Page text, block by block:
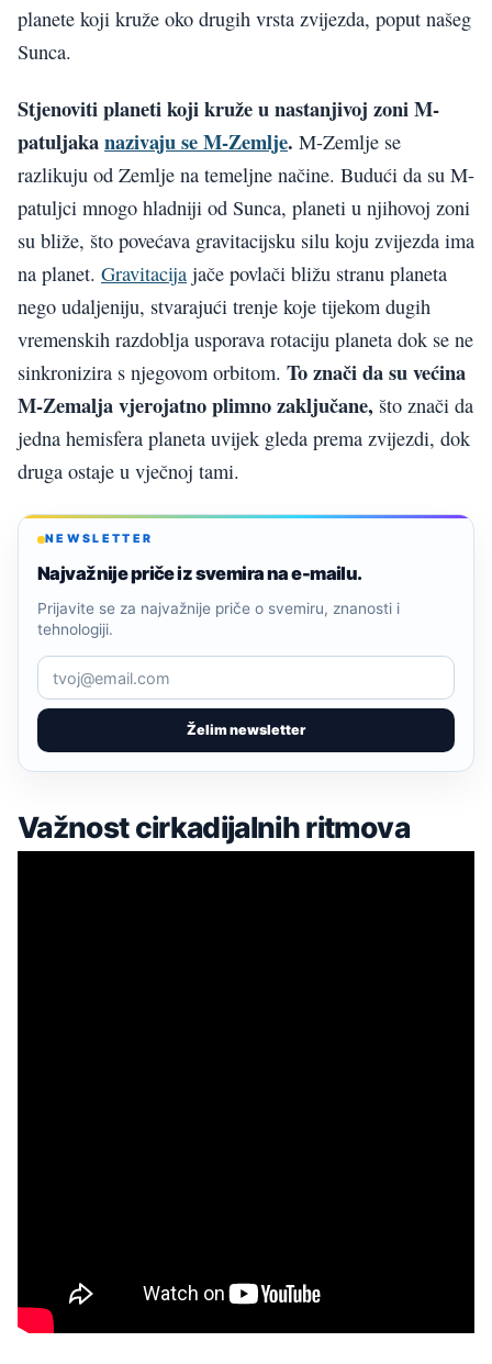
planete koji kruže oko drugih vrsta zvijezda, poput našeg
Sunca.
Stjenoviti planeti koji kruže u nastanjivoj zoni M-
patuljakanazivaju se M-Zemlje. M-Zemlje se
razlikuju od Zemlje na temeljne načine. Budući da su M-
patuljci mnogo hladniji od Sunca, planeti u njihovoj zoni
su bliže, što povećava gravitacijsku silu koju zvijezda ima
na planet. Gravitacija jače povlači bližu stranu planeta
nego udaljeniju, stvarajući trenje koje tijekom dugih
vremenskih razdoblja usporava rotaciju planeta dok se ne
sinkronizira s njegovom orbitom. To znači da su većina
M-Zemalja vjerojatno plimno zaključane, što znači da
jedna hemisfera planeta uvijek gleda prema zvijezdi, dok
druga ostaje u vječnoj tami.
NEWSLETTER
Najvažnije priče iz svemira na e-mailu.
Želim newsletter
Prijavite se za najvažnije priče o svemiru, znanosti i
tehnologiji.
Važnost cirkadijalnih ritmova